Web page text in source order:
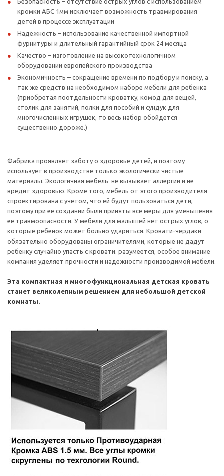
кромки АБС 1мм исключает возможность травмирования
детей в процессе эксплуатации
Надежность – использование качественной импортной
фурнитуры и длительный гарантийный срок 24 месяца
Качество – изготовление на высокотехнологичном
оборудовании европейского производства
Экономичность – сокращение времени по подбору и поиску, а
так же средств на необходимом наборе мебели для ребенка
(приобретая поотдельности кроватку, комод для вещей,
столик для занятий, полки для пособий и сундук для
многочисленных игрушек, то весь набор обойдется
существенно дороже.)
Фабрика проявляет заботу о здоровье детей, и поэтому
использует в производстве только экологически чистые
материалы. Экологичная мебель не вызывает аллергии и не
вредит здоровью. Кроме того, мебель от этого производителя
спроектирована с учетом, что ей будут пользоваться дети,
поэтому при ее создании были приняты все меры для уменьшения
ее травмоопасности. У мебели для малышей нет острых углов, о
которые ребенок может больно удариться. Кровати-чердаки
обязательно оборудованы ограничителями, которые не дадут
ребенку случайно упасть с кровати. разумеется, особое внимание
компания уделяет прочности и надежности производимой мебели.
Эта компактная и многофункциональная детская кровать
станет великолепным решением для небольшой детской
комнаты.